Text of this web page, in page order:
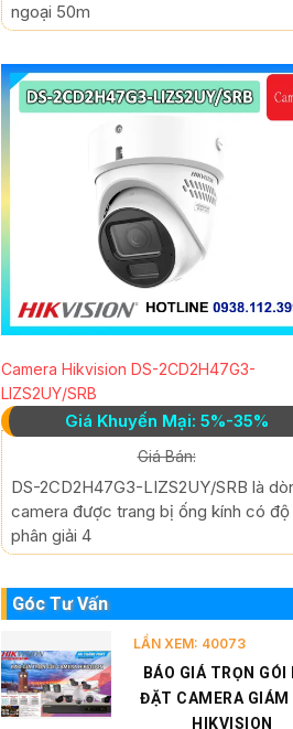
ngoại 50m
Camera Hikvision DS-2CD2H47G3-
LIZS2UY/SRB
Giá Khuyến Mại: 5%-35%
Giá Bán:
DS-2CD2H47G3-LIZS2UY/SRB là
camera được trang bị ống kính có độ
phân giải 4
Góc Tư Vấn
LẦN XEM: 40073
BÁO GIÁ TRỌN GÓI
ĐẶT CAMERA GIÁM
HIKVISION